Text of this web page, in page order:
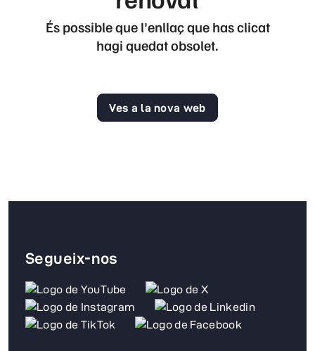
És possible que l'enllaç que has clicat
hagi quedat obsolet.
Ves a la nova web
Segueix-nos